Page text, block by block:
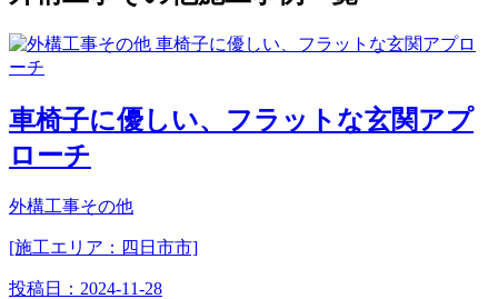
車椅子に優しい、フラットな玄関アプ
ローチ
外構工事その他
[施工エリア：四日市市]
投稿日： 2024-11-28